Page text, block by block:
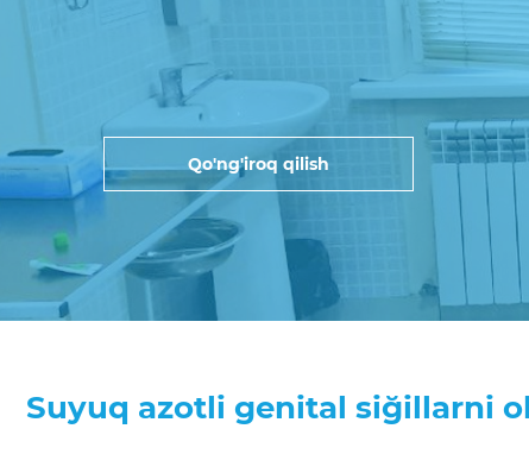
Qo'ng'iroq qilish
Suyuq azotli genital siğillarni